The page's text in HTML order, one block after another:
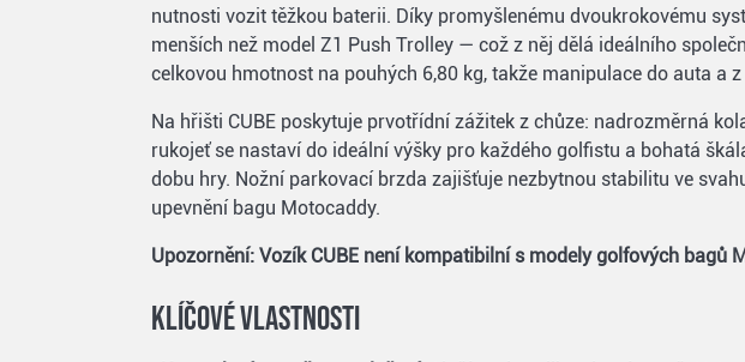
nutnosti vozit těžkou baterii. Díky promyšlenému dvoukrokovému
menších než model Z1 Push Trolley — což z něj dělá ideálního
celkovou hmotnost na pouhých 6,80 kg, takže manipulace do auta a
Na hřišti CUBE poskytuje prvotřídní zážitek z chůze: nadrozměrná
rukojeť se nastaví do ideální výšky pro každého golfistu a bohatá
dobu hry. Nožní parkovací brzda zajišťuje nezbytnou stabilitu ve
upevnění bagu Motocaddy.
Upozornění: Vozík CUBE není kompatibilní s modely golfových bagů
Klíčové vlastnosti